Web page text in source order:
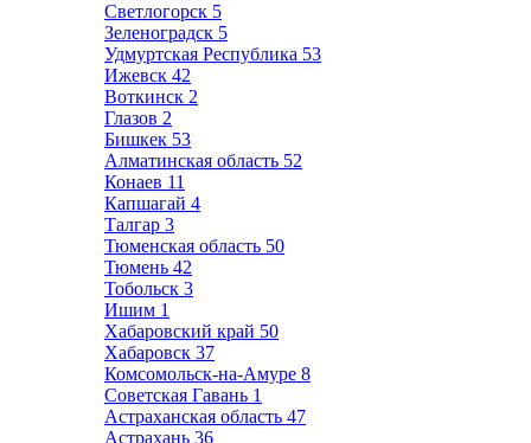
Светлогорск 5
Зеленоградск 5
Удмуртская Республика 53
Ижевск 42
Воткинск 2
Глазов 2
Бишкек 53
Алматинская область 52
Конаев 11
Капшагай 4
Талгар 3
Тюменская область 50
Тюмень 42
Тобольск 3
Ишим 1
Хабаровский край 50
Хабаровск 37
Комсомольск-на-Амуре 8
Советская Гавань 1
Астраханская область 47
Астрахань 36